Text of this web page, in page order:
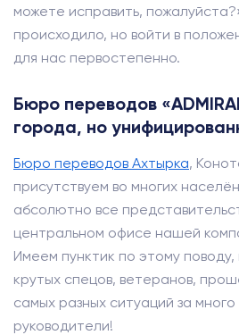
можете исправить,
происходило, но войти в
для нас первостепенно.
Бюро переводов
города, но
Бюро переводов Ахтырка,
присутствуем во многих
абсолютно все
центральном офисе нашей
Имеем пунктик по этому
крутых спецов, ветеранов,
самых разных ситуаций за
руководители!